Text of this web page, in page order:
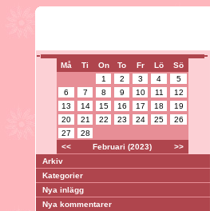
Må Ti On To Fr Lö
Sö
1
2 3 4
5
6
7 8 9 10 11
12
13
14 15 16 17 18
19
20
21 22 23 24 25
26
27
28
<<
Februari (2023)
>>
Arkiv
Kategorier
Nya inlägg
Nya kommentarer